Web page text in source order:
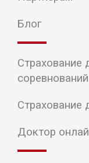
Блог
Страхование
соревнований
Страхование
Доктор